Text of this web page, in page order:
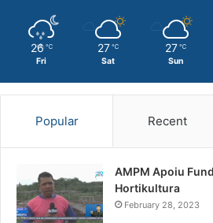
26 ℃
Fri
27 ℃
Sat
27 ℃
Sun
Popular Recent
AMPM Apoiu
Hortikultura
February 28, 2023